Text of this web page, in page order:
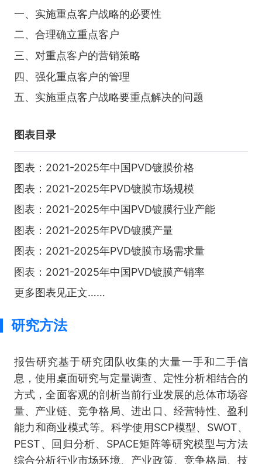
一、实施重点客户战略的必要性
二、合理确立重点客户
三、对重点客户的营销策略
四、强化重点客户的管理
五、实施重点客户战略要重点解决的问题
图表目录
图表：2021-2025年中国PVD镀膜价格
图表：2021-2025年PVD镀膜市场规模
图表：2021-2025年中国PVD镀膜行业产能
图表：2021-2025年PVD镀膜产量
图表：2021-2025年PVD镀膜市场需求量
图表：2021-2025年中国PVD镀膜产销率
更多图表见正文……
研究方法
报告研究基于研究团队收集的大量一手和二手信
息，使用桌面研究与定量调查、定性分析相结合的
方式，全面客观的剖析当前行业发展的总体市场容
量、产业链、竞争格局、进出口、经营特性、盈利
能力和商业模式等。科学使用SCP模型、SWOT、
PEST、回归分析、SPACE矩阵等研究模型与方法
综合分析行业市场环境、产业政策、竞争格局、技